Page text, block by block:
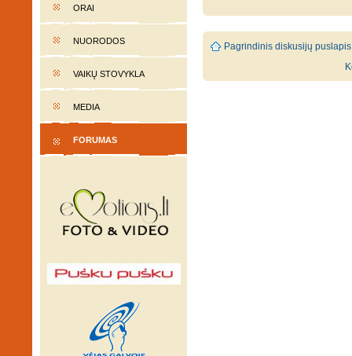
ORAI
NUORODOS
VAIKŲ STOVYKLA
MEDIA
FORUMAS
Pagrindinis diskusijų puslapis